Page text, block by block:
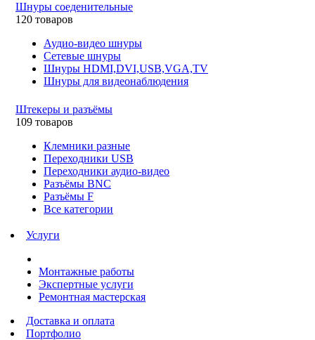
Шнуры соеденительные
120 товаров
Аудио-видео шнуры
Сетевые шнуры
Шнуры HDMI,DVI,USB,VGA,TV
Шнуры для видеонаблюдения
Штекеры и разъёмы
109 товаров
Клемники разные
Переходники USB
Переходники аудио-видео
Разъёмы BNC
Разъёмы F
Все категории
Услуги
Монтажные работы
Экспертные услуги
Ремонтная мастерская
Доставка и оплата
Портфолио